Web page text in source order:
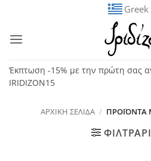
περιεχόμενο
Greek
Έκπτωση -15% με την πρώτη σας
IRIDIZON15
ΑΡΧΙΚΉ ΣΕΛΊΔΑ / ΠΡΟΪΌΝΤΑ